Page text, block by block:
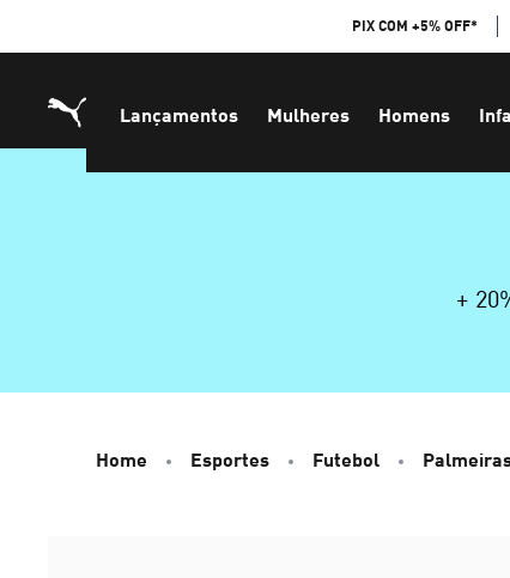
PIX COM +5% OFF*
Lançamentos Mulheres Homens
+
Home Esportes Futebol